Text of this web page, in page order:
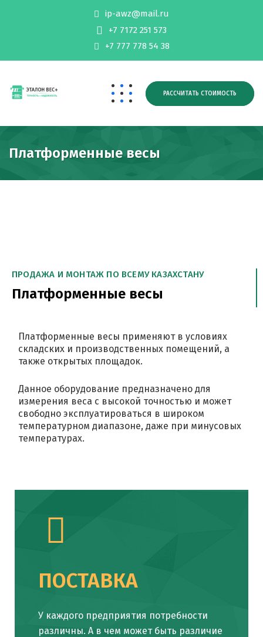
ip-awz@mail.ru
+7 7172 251 573
+7 777 778 54 38
РАССЧИТАТЬ СТОИМОСТЬ
Платформенные весы
ПРОДАЖА И МОНТАЖ ПО ВСЕМУ КАЗАХСТАНУ
Платформенные весы
Платформенные весы применяют в условиях
складских и производственных помещений, а
также открытых площадок.
Данное оборудование предназначено для
измерения веса с высокой точностью и может
свободно эксплуатироваться в широком
температурном диапазоне, даже при минусовых
температурах.
ПОСТАВКА
У каждого предприятия потребности
различны. А в чем может быть различие